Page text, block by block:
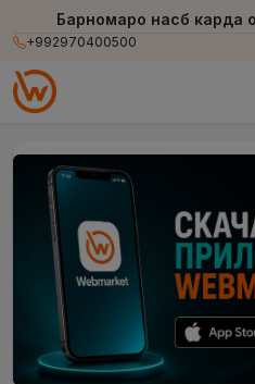
+992970400500
Барномаро насб карда